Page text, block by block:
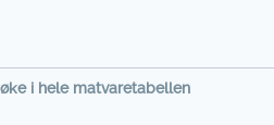
i hele matvaretabellen